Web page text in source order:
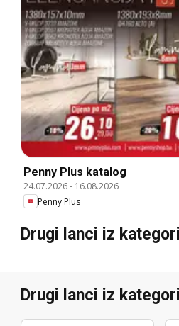
Penny Plus katalog
24.07.2026- 16.08.2026
Penny Plus
Drugi lanci iz
Drugi lanci iz